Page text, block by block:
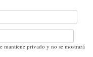
mantiene privado y no se mostrará